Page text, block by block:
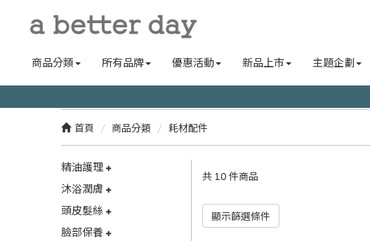
商品分類 所有品牌 優惠活動 新品上市 主題企劃
首頁
商品分類 耗材配件
精油護理
沐浴潤膚
頭皮髮絲
臉部保養
共 10 件商品
顯示篩選條件